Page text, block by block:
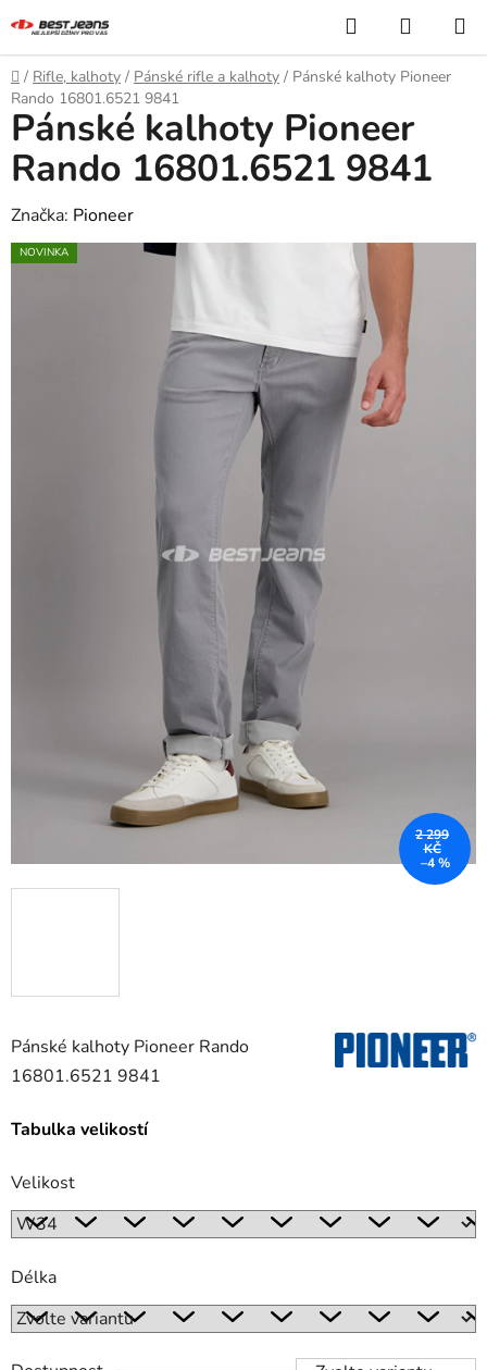
na
obsah
Hledat
KOŠÍK
Domů
/ Rifle, kalhoty / Pánské rifle a kalhoty / Pánské kalhoty Pioneer
Rando 16801.6521 9841
Pánské kalhoty Pioneer Rando
16801.6521 9841
Tabulka velikostí
Velikost
Délka
Pánské kalhoty Pioneer
Rando 16801.6521 9841
Značka: Pioneer
NOVINKA
2 299
KČ
–4 %